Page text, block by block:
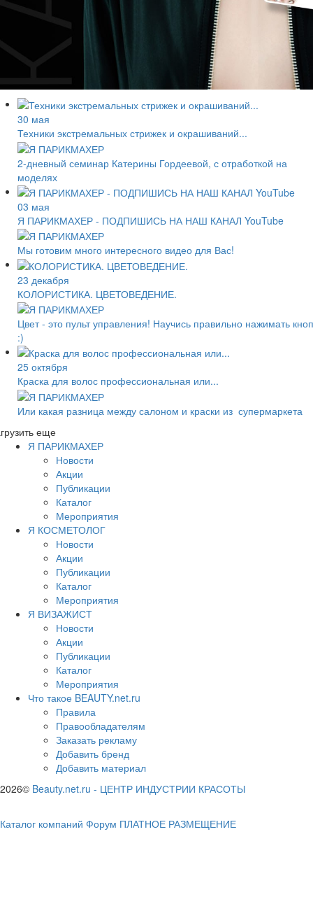
30 мая
Техники экстремальных стрижек и окрашиваний...
2-дневный семинар Катерины Гордеевой, с отработкой на
моделях
03 мая
Я ПАРИКМАХЕР - ПОДПИШИСЬ НА НАШ КАНАЛ YouTube
Мы готовим много интересного видео для Вас!
23 декабря
КОЛОРИСТИКА. ЦВЕТОВЕДЕНИЕ.
Цвет - это пульт управления! Научись правильно нажимать
:)
25 октября
Краска для волос профессиональная или...
Или какая разница между салоном и краски из супермаркета
еще
Я ПАРИКМАХЕР
Новости
Акции
Публикации
Каталог
Мероприятия
Я КОСМЕТОЛОГ
Новости
Акции
Публикации
Каталог
Мероприятия
Я ВИЗАЖИСТ
Новости
Акции
Публикации
Каталог
Мероприятия
Что такое BEAUTY.net.ru
Правила
Правообладателям
Заказать рекламу
Добавить бренд
Добавить материал
2026© Beauty.net.ru - ЦЕНТР ИНДУСТРИИ КРАСОТЫ
Каталог компаний Форум ПЛАТНОЕ РАЗМЕЩЕНИЕ